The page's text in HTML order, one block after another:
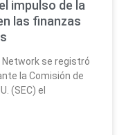
impulso de la
las finanzas
Network se registró
la Comisión de
(SEC) el